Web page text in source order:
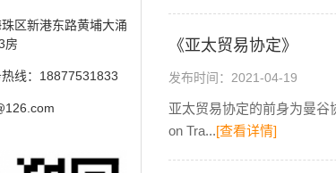
《亚太贸易协定》
发布时间：2021-04-19
亚太贸易协定的前身为曼谷
on Tra...[查看详情]
区新港东路黄埔大涌
房
线：18877531833